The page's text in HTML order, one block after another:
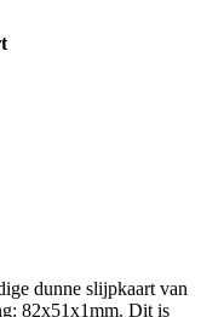
dunne slijpkaart van
82x51x1mm. Dit is